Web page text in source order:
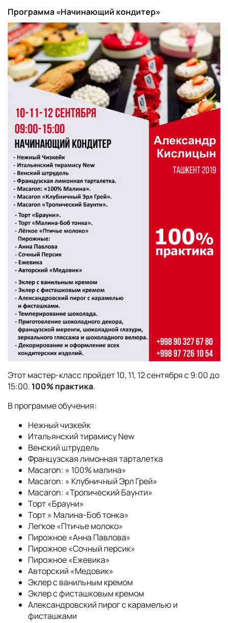
Программа «Начинающий кондитер»
Этот мастер-класс пройдет 10, 11, 12 сентября с 9:00 до
15:00. 100% практика.
В программе обучения:
Нежный чизкейк
Итальянский тирамису New
Венский штрудель
Французская лимонная тарталетка
Macaron: » 100% малина»
Macaron: » Клубничный Эрл Грей»
Macaron: «Тропический Баунти»
Торт «Брауни»
Торт » Малина-Боб тонка»
Легкое «Птичье молоко»
Пирожное «Анна Павлова»
Пирожное «Сочный персик»
Пирожное «Ежевика»
Авторский «Медовик»
Эклер с ванильным кремом
Эклер с фисташковым кремом
Александровский пирог с карамелью и
фисташками